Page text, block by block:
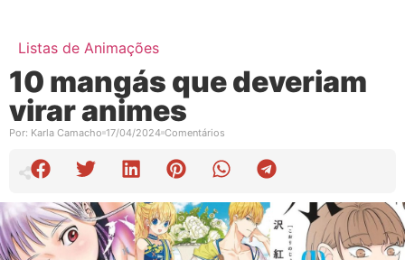
Listas de Animações
10 mangás que deveriam
virar animes
Por: Karla Camacho 17/04/2024 Comentários